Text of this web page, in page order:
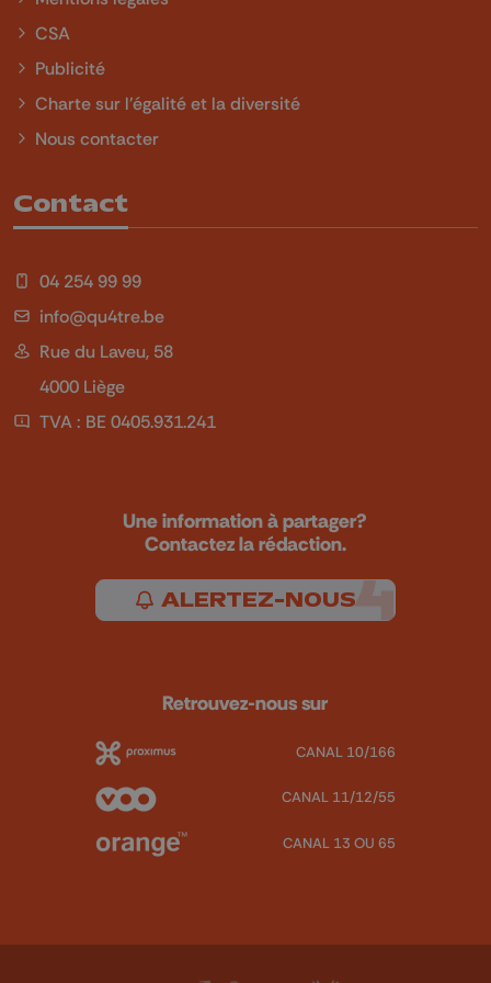
CSA
Publicité
Charte sur l'égalité et la diversité
Nous contacter
Contact
04 254 99 99
info@qu4tre.be
Rue du Laveu, 58
4000 Liège
TVA : BE 0405.931.241
Une information à partager?
Contactez la rédaction.
ALERTEZ-NOUS
Retrouvez-nous sur
CANAL 10/166
CANAL 11/12/55
CANAL 13 OU 65